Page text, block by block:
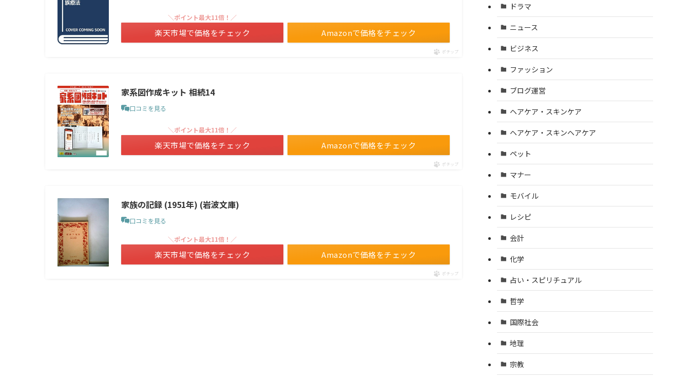
Amazonで価格をチェック
＼ポイント最大11倍！／
楽天市場で価格をチェック
ポチップ
家系図作成キット 相続14
口コミを見る
Amazonで価格をチェック
＼ポイント最大11倍！／
楽天市場で価格をチェック
ポチップ
家族の記録 (1951年) (岩波文庫)
口コミを見る
Amazonで価格をチェック
＼ポイント最大11倍！／
楽天市場で価格をチェック
ポチップ
ドラマ
ニュース
ビジネス
ファッション
ブログ運営
ヘアケア・スキンケア
ヘアケア・スキンヘアケア
ペット
マナー
モバイル
レシピ
会計
化学
占い・スピリチュアル
哲学
国際社会
地理
宗教